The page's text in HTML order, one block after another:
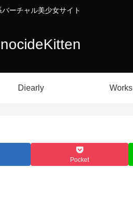
バーチャル美少女サイト
Diearly Works
Pocket